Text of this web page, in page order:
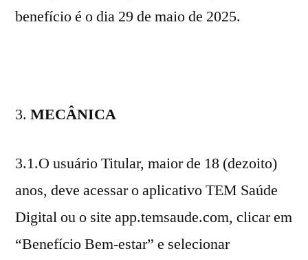
benefício é o dia 29 de maio de 2025.
MECÂNICA
3.1.O usuário Titular, maior de 18 (dezoito)
anos, deve acessar o aplicativo TEM Saúde
Digital ou o site app.temsaude.com, clicar em
“Benefício Bem-estar” e selecionar